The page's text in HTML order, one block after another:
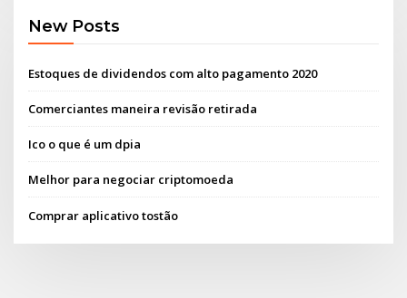
New Posts
Estoques de dividendos com alto pagamento 2020
Comerciantes maneira revisão retirada
Ico o que é um dpia
Melhor para negociar criptomoeda
Comprar aplicativo tostão